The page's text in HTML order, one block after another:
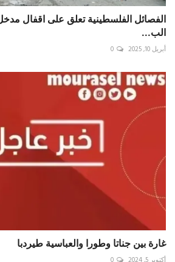
الفصائل الفلسطينية تعلق على اقفال
الب...
أبريل 10, 2025 0
غارة بين جناتا وطورا والعباسية طيردبا